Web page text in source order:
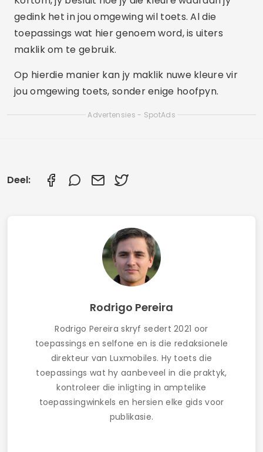
gedink het in jou omgewing wil toets. Al die
toepassings wat hier genoem word, is uiters
maklik om te gebruik.
Op hierdie manier kan jy maklik nuwe kleure vir
jou omgewing toets, sonder enige hoofpyn.
Advertensies - SpotAds
Deel:
Rodrigo Pereira
Rodrigo Pereira skryf sedert 2021 oor
toepassings en selfone en is die redaksionele
direkteur van Luxmobiles. Hy toets die
toepassings wat hy aanbeveel in die praktyk,
kontroleer die inligting in amptelike
toepassingwinkels en hersien elke gids voor
publikasie.